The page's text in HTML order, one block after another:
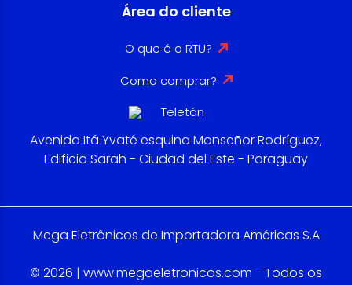
Área do cliente
O que é o RTU?
Como comprar?
Avenida Itá Yvaté esquina Monseñor Rodríguez,
Edificio Sarah - Ciudad del Este - Paraguay
Mega Eletrônicos de Importadora Américas S.A
© 2026 | www.megaeletronicos.com - Todos os